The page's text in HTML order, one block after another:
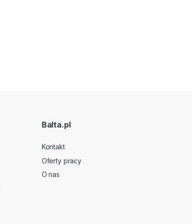
Balta.pl
Kontakt
Oferty pracy
O nas